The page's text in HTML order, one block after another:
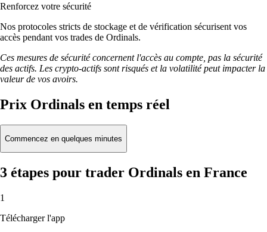
Renforcez votre sécurité
Nos protocoles stricts de stockage et de vérification sécurisent vos
accès pendant vos trades de Ordinals.
Ces mesures de sécurité concernent l'accès au compte, pas la sécurité
des actifs. Les crypto-actifs sont risqués et la volatilité peut impacter la
valeur de vos avoirs.
Prix Ordinals en temps réel
Commencez en quelques minutes
3 étapes pour trader Ordinals en France
1
Télécharger l'app